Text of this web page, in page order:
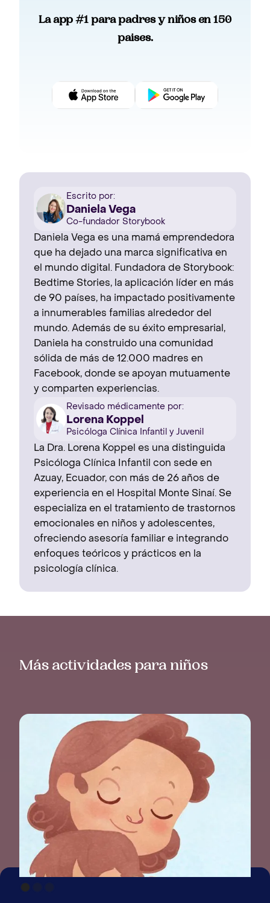
La app #1 para padres y niños en 150
paises.
Escrito por:
Daniela Vega
Co-fundador Storybook
Daniela Vega es una mamá emprendedora
que ha dejado una marca significativa en
el mundo digital. Fundadora de Storybook:
Bedtime Stories, la aplicación líder en más
de 90 países, ha impactado positivamente
a innumerables familias alrededor del
mundo. Además de su éxito empresarial,
Daniela ha construido una comunidad
sólida de más de 12.000 madres en
Facebook, donde se apoyan mutuamente
y comparten experiencias.
Revisado médicamente por:
Lorena Koppel
Psicóloga Clínica Infantil y Juvenil
La Dra. Lorena Koppel es una distinguida
Psicóloga Clínica Infantil con sede en
Azuay, Ecuador, con más de 26 años de
experiencia en el Hospital Monte Sinaí. Se
especializa en el tratamiento de trastornos
emocionales en niños y adolescentes,
ofreciendo asesoría familiar e integrando
enfoques teóricos y prácticos en la
psicología clínica.
Más actividades para niños